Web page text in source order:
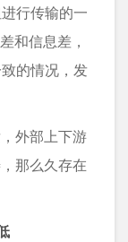
行传输的一
和信息差，
的情况，发
外部上下游
那么久存在